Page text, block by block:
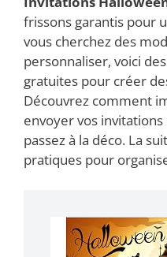
frissons garantis pour
vous cherchez des
personnaliser, voici
gratuites pour créer
Découvrez comment
envoyer vos
passez à la déco. La
pratiques pour